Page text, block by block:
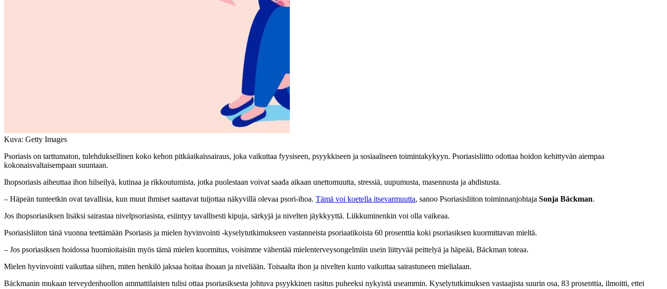
Kuva: Getty Images
Psoriasis on tarttumaton, tulehduksellinen koko kehon pitkäaikaissairaus, joka vaikuttaa fyysiseen, psyykkiseen ja sosiaaliseen toimintakykyyn. Psoriasisliitto odottaa hoidon kehittyvän aiempaa
kokonaisvaltaisempaan suuntaan.
Ihopsoriasis aiheuttaa ihon hilseilyä, kutinaa ja rikkoutumista, jotka puolestaan voivat saada aikaan unettomuutta, stressiä, uupumusta, masennusta ja ahdistusta.
– Häpeän tunteetkin ovat tavallisia, kun muut ihmiset saattavat tuijottaa näkyvillä olevaa psori-ihoa. Tämä voi koetella itsevarmuutta, sanoo Psoriasisliiton toiminnanjohtaja Sonja Bäckman.
Jos ihopsoriasiksen lisäksi sairastaa nivelpsoriasista, esiintyy tavallisesti kipuja, särkyjä ja nivelten jäykkyyttä. Liikkuminenkin voi olla vaikeaa.
Psoriasisliiton tänä vuonna teettämään Psoriasis ja mielen hyvinvointi -kyselytutkimukseen vastanneista psoriaatikoista 60 prosenttia koki psoriasiksen kuormittavan mieltä.
– Jos psoriasiksen hoidossa huomioitaisiin myös tämä mielen kuormitus, voisimme vähentää mielenterveysongelmiin usein liittyvää peittelyä ja häpeää, Bäckman toteaa.
Mielen hyvinvointi vaikuttaa siihen, miten henkilö jaksaa hoitaa ihoaan ja niveliään. Toisaalta ihon ja nivelten kunto vaikuttaa sairastuneen mielialaan.
Bäckmanin mukaan terveydenhuollon ammattilaisten tulisi ottaa psoriasiksesta johtuva psyykkinen rasitus puheeksi nykyistä useammin. Kyselytutkimuksen vastaajista suurin osa, 83 prosenttia, ilmoitti, ettei